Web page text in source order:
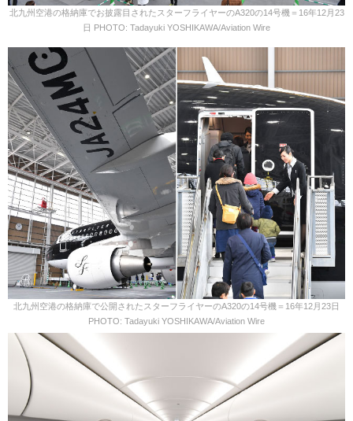
北九州空港の格納庫でお披露目されたスターフライヤーのA320の14号機＝16年12月23
日 PHOTO: Tadayuki YOSHIKAWA/Aviation Wire
北九州空港の格納庫で公開されたスターフライヤーのA320の14号機＝16年12月23日
PHOTO: Tadayuki YOSHIKAWA/Aviation Wire